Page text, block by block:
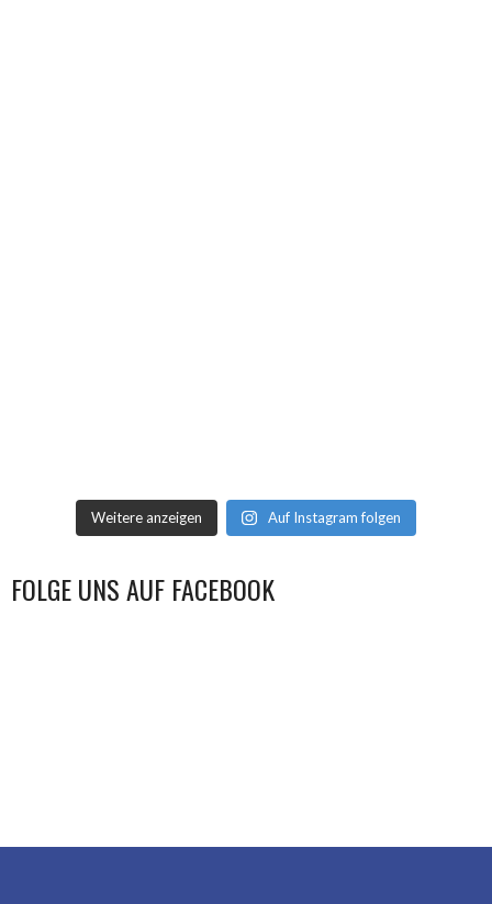
Weitere anzeigen Auf Instagram folgen
FOLGE UNS AUF FACEBOOK